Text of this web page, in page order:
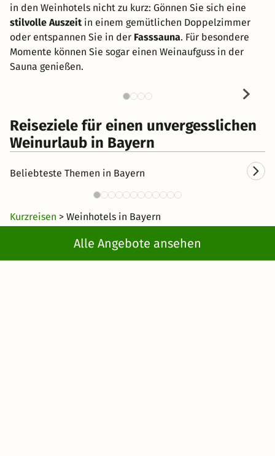
Alle Angebote ansehen
in den Weinhotels nicht zu kurz: Gönnen Sie sich eine
stilvolle Auszeitin einem gemütlichen Doppelzimmer
oder entspannen Sie in der Fasssauna. Für besondere
Momente können Sie sogar einen Weinaufguss in der
Sauna genießen.
Reiseziele für einen unvergesslichen
Weinurlaub in Bayern
Beliebteste Themen in Bayern
Kurzurlaub in Bayern
Kurzreisen > Weinhotels in Bayern
Newsletter abonnieren